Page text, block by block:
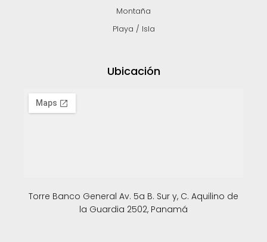
Montaña
Playa / Isla
Ubicación
Torre Banco General Av. 5a B. Sur y, C. Aquilino de
la Guardia 2502, Panamá